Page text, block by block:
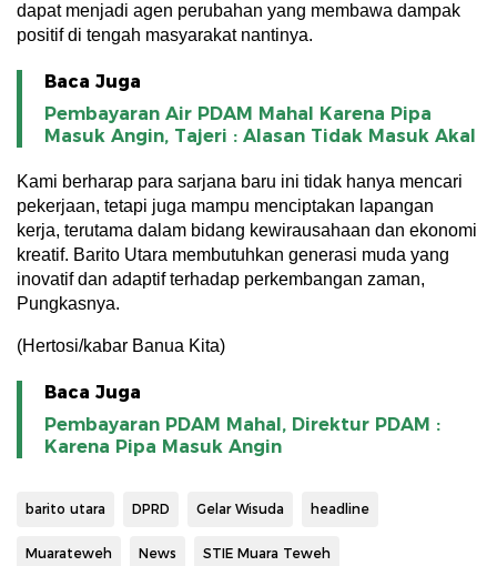
dapat menjadi agen perubahan yang membawa dampak
positif di tengah masyarakat nantinya.
Baca Juga
Pembayaran Air PDAM Mahal Karena Pipa
Masuk Angin, Tajeri : Alasan Tidak Masuk Akal
Kami berharap para sarjana baru ini tidak hanya mencari
pekerjaan, tetapi juga mampu menciptakan lapangan
kerja, terutama dalam bidang kewirausahaan dan ekonomi
kreatif. Barito Utara membutuhkan generasi muda yang
inovatif dan adaptif terhadap perkembangan zaman,
Pungkasnya.
(Hertosi/kabar Banua Kita)
Baca Juga
Pembayaran PDAM Mahal, Direktur PDAM :
Karena Pipa Masuk Angin
barito utara DPRD Gelar Wisuda headline
Muarateweh News STIE Muara Teweh